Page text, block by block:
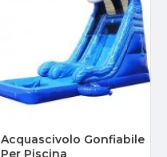
Acquascivolo Gonfiabile
Per Piscina